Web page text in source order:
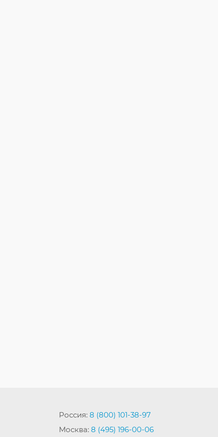
Россия: 8 (800) 101-38-97
Москва: 8 (495) 196-00-06